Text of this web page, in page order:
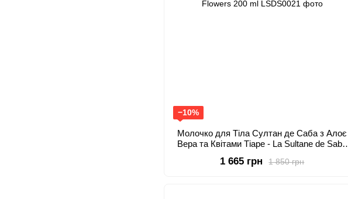
−10%
Молочко для Тіла Султан де Саба з Алоє
Вера та Квітами Тіаре - La Sultane de Saba
Flowers 200 ml
1 850 грн
1 665 грн